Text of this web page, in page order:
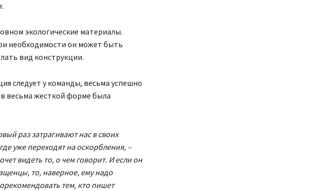
экологические материалы.
необходимости он может быть
вид конструкции.
следует у команды, весьма успешно
весьма жесткой форме была
раз затрагивают нас в своих
уже переходят на оскорбления, –
видеть то, о чем говорит. И если он
то, наверное, ему надо
тем, кто пишет